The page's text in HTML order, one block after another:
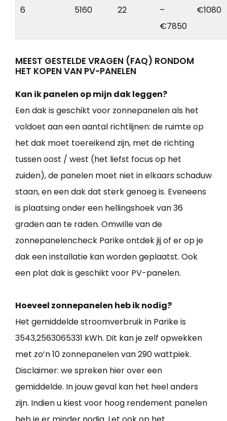
6 5160 22
–
€7850
€1080
MEEST GESTELDE VRAGEN (FAQ) RONDOM
HET KOPEN VAN PV-PANELEN
Kan ik panelen op mijn dak leggen?
Een dak is geschikt voor zonnepanelen als het
voldoet aan een aantal richtlijnen: de ruimte op
het dak moet toereikend zijn, met de richting
tussen oost / west (het liefst focus op het
zuiden), de panelen moet niet in elkaars schaduw
staan, en een dak dat sterk genoeg is. Eveneens
is plaatsing onder een hellingshoek van 36
graden aan te raden. Omwille van de
zonnepanelencheck Parike ontdek jij of er op je
dak een installatie kan worden geplaatst. Ook
een plat dak is geschikt voor PV-panelen.
Hoeveel zonnepanelen heb ik nodig?
Het gemiddelde stroomverbruik in Parike is
3543,2563065331 kWh. Dit kan je zelf opwekken
met zo’n 10 zonnepanelen van 290 wattpiek.
Disclaimer: we spreken hier over een
gemiddelde. In jouw geval kan het heel anders
zijn. Indien u kiest voor hoog rendement panelen